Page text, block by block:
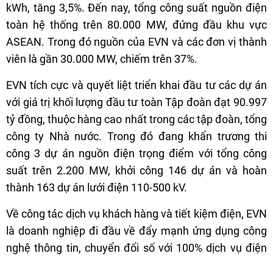
kWh, tăng 3,5%. Đến nay, tổng công suất nguồn điện
toàn hệ thống trên 80.000 MW, đứng đầu khu vực
ASEAN. Trong đó nguồn của EVN và các đơn vị thành
viên là gần 30.000 MW, chiếm trên 37%.
EVN tích cực và quyết liệt triển khai đầu tư các dự án
với giá trị khối lượng đầu tư toàn Tập đoàn đạt 90.997
tỷ đồng, thuộc hàng cao nhất trong các tập đoàn, tổng
công ty Nhà nước. Trong đó đang khẩn trương thi
công 3 dự án nguồn điện trọng điểm với tổng công
suất trên 2.200 MW, khởi công 146 dự án và hoàn
thành 163 dự án lưới điện 110-500 kV.
Về công tác dịch vụ khách hàng và tiết kiệm điện, EVN
là doanh nghiệp đi đầu về đẩy mạnh ứng dụng công
nghệ thông tin, chuyển đổi số với 100% dịch vụ điện